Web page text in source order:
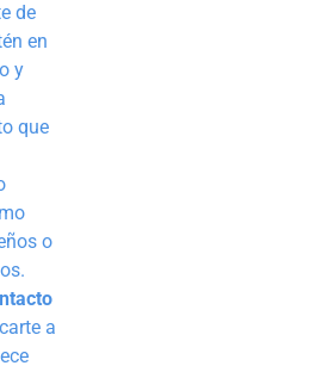
de
en
y
que
o
a